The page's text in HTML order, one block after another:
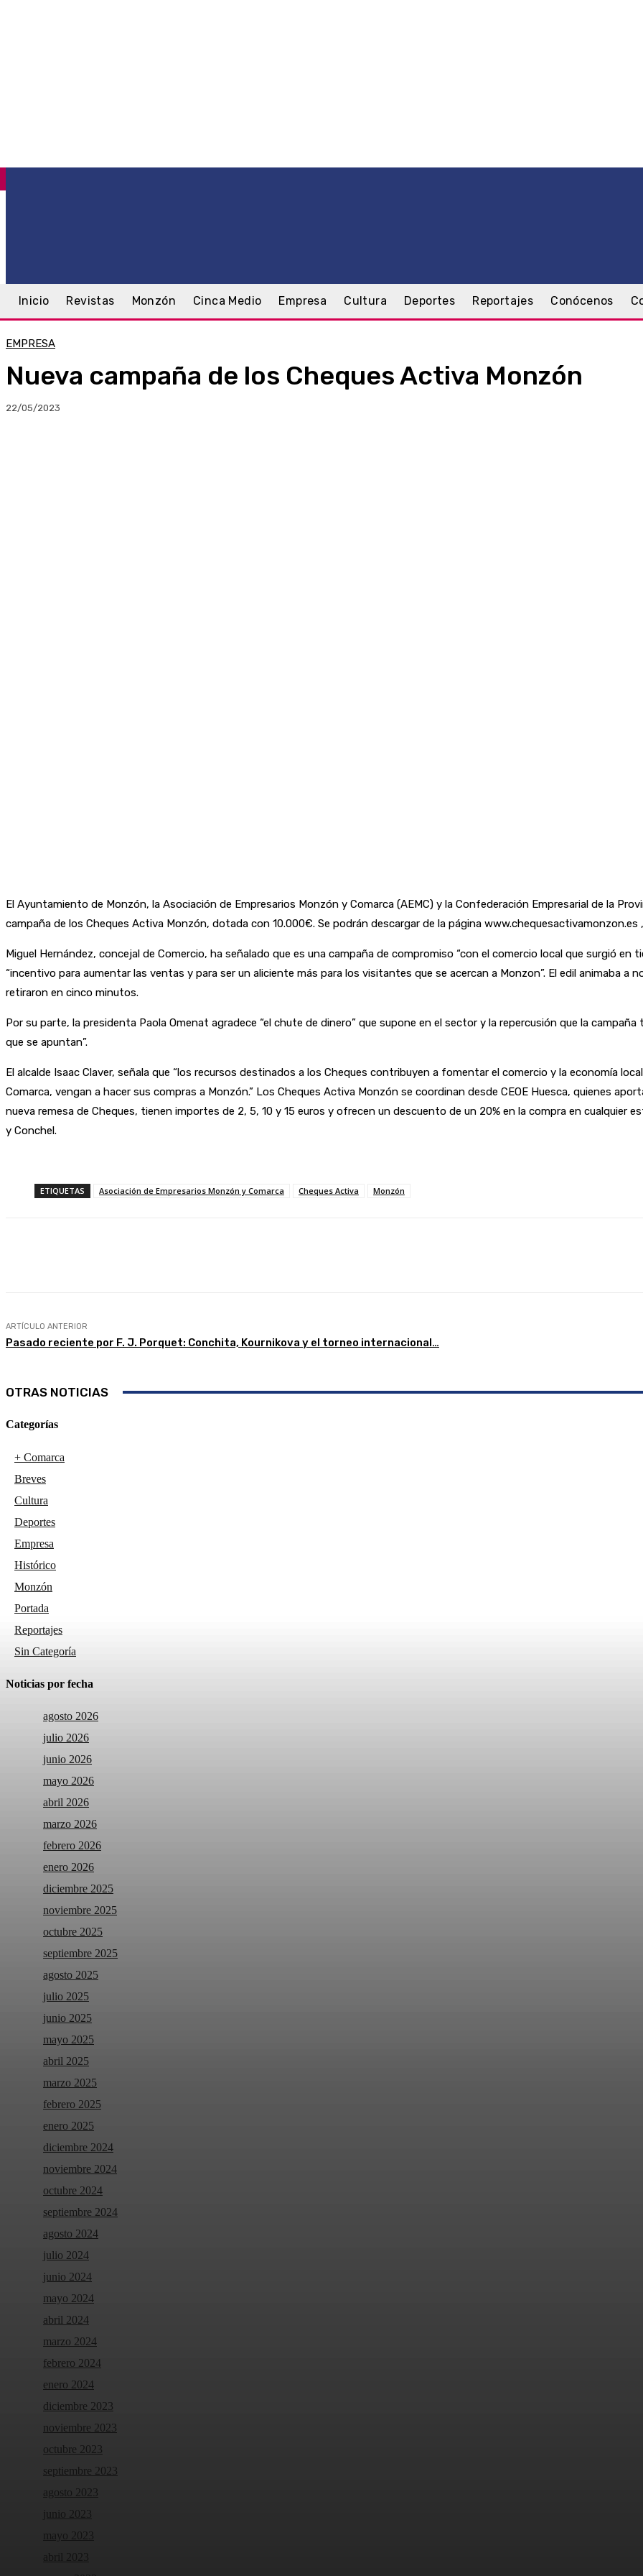
Inicio Revistas Monzón Cinca Medio Empresa Cultura Deportes Reportajes Conócenos
EMPRESA
Nueva campaña de los Cheques Activa Monzón
22/05/2023
El Ayuntamiento de Monzón, la Asociación de Empresarios Monzón y Comarca (AEMC) y la Confederación Empresarial de la
campaña de los Cheques Activa Monzón, dotada con 10.000€. Se podrán descargar de la página
Miguel Hernández, concejal de Comercio, ha señalado que es una campaña de compromiso “con el comercio local que surgió
“incentivo para aumentar las ventas y para ser un aliciente más para los visitantes que se acercan a Monzon”. El edil animaba a
retiraron en cinco minutos.
Por su parte, la presidenta Paola Omenat agradece “el chute de dinero” que supone en el sector y la repercusión que la
que se apuntan”.
El alcalde Isaac Claver, señala que “los recursos destinados a los Cheques contribuyen a fomentar el comercio y la economía
Comarca, vengan a hacer sus compras a Monzón.” Los Cheques Activa Monzón se coordinan desde CEOE Huesca, quienes
nueva remesa de Cheques, tienen importes de 2, 5, 10 y 15 euros y ofrecen un descuento de un 20% en la compra en cualquier
y Conchel.
ETIQUETAS Asociación de Empresarios Monzón y Comarca Cheques Activa Monzón
ARTÍCULO ANTERIOR
Pasado reciente por F. J. Porquet: Conchita, Kournikova y el torneo internacional…
OTRAS NOTICIAS
Categorías
+ Comarca
Breves
Cultura
Deportes
Empresa
Histórico
Monzón
Portada
Reportajes
Sin Categoría
Noticias por fecha
agosto 2026
julio 2026
junio 2026
mayo 2026
abril 2026
marzo 2026
febrero 2026
enero 2026
diciembre 2025
noviembre 2025
octubre 2025
septiembre 2025
agosto 2025
julio 2025
junio 2025
mayo 2025
abril 2025
marzo 2025
febrero 2025
enero 2025
diciembre 2024
noviembre 2024
octubre 2024
septiembre 2024
agosto 2024
julio 2024
junio 2024
mayo 2024
abril 2024
marzo 2024
febrero 2024
enero 2024
diciembre 2023
noviembre 2023
octubre 2023
septiembre 2023
agosto 2023
junio 2023
mayo 2023